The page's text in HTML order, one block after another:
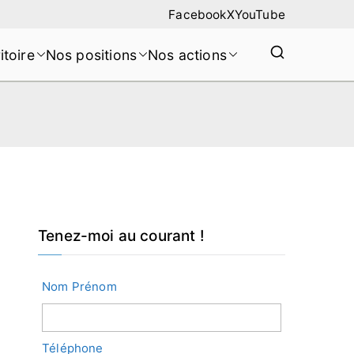
FacebookXYouTube
Nos positions Nos actions
Tenez-moi au courant !
Nom Prénom
Téléphone